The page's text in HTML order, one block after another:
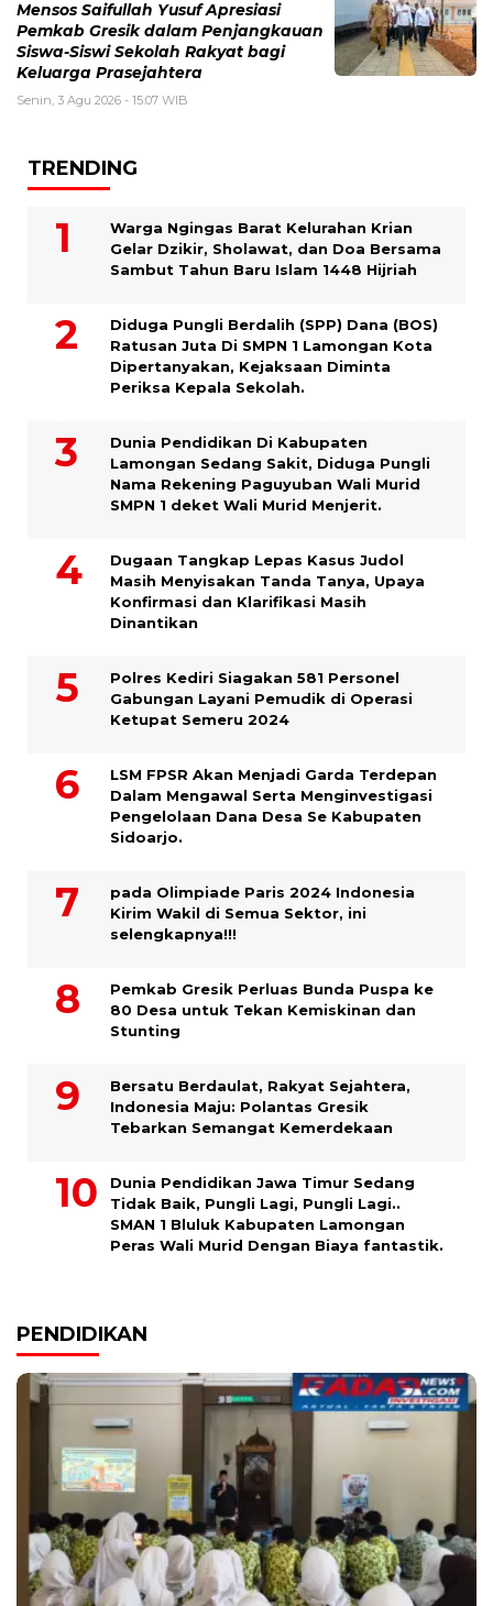
Mensos Saifullah Yusuf Apresiasi
Pemkab Gresik dalam Penjangkauan
Siswa-Siswi Sekolah Rakyat bagi
Keluarga Prasejahtera
Senin, 3 Agu 2026 - 15:07 WIB
TRENDING
Warga Ngingas Barat Kelurahan Krian
Gelar Dzikir, Sholawat, dan Doa Bersama
Sambut Tahun Baru Islam 1448 Hijriah
Diduga Pungli Berdalih (SPP) Dana (BOS)
Ratusan Juta Di SMPN 1 Lamongan Kota
Dipertanyakan, Kejaksaan Diminta
Periksa Kepala Sekolah.
Dunia Pendidikan Di Kabupaten
Lamongan Sedang Sakit, Diduga Pungli
Nama Rekening Paguyuban Wali Murid
SMPN 1 deket Wali Murid Menjerit.
Dugaan Tangkap Lepas Kasus Judol
Masih Menyisakan Tanda Tanya, Upaya
Konfirmasi dan Klarifikasi Masih
Dinantikan
Polres Kediri Siagakan 581 Personel
Gabungan Layani Pemudik di Operasi
Ketupat Semeru 2024
LSM FPSR Akan Menjadi Garda Terdepan
Dalam Mengawal Serta Menginvestigasi
Pengelolaan Dana Desa Se Kabupaten
Sidoarjo.
pada Olimpiade Paris 2024 Indonesia
Kirim Wakil di Semua Sektor, ini
selengkapnya!!!
Pemkab Gresik Perluas Bunda Puspa ke
80 Desa untuk Tekan Kemiskinan dan
Stunting
Bersatu Berdaulat, Rakyat Sejahtera,
Indonesia Maju: Polantas Gresik
Tebarkan Semangat Kemerdekaan
Dunia Pendidikan Jawa Timur Sedang
Tidak Baik, Pungli Lagi, Pungli Lagi..
SMAN 1 Bluluk Kabupaten Lamongan
Peras Wali Murid Dengan Biaya fantastik.
PENDIDIKAN